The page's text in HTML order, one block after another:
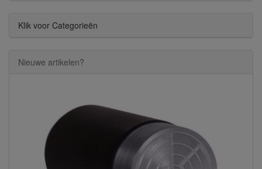
Klik voor Categorieën
Nieuwe artikelen?